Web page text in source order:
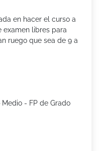
en hacer el curso a
examen libres para
ruego que sea de 9 a
- FP de Grado